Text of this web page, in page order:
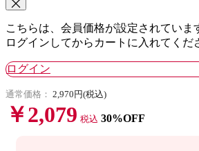
こちらは、会員価格が設定されていま
ログインしてからカートに入れてくだ
ログイン
通常価格： 2,970円(税込)
￥2,079 税込 30%OFF